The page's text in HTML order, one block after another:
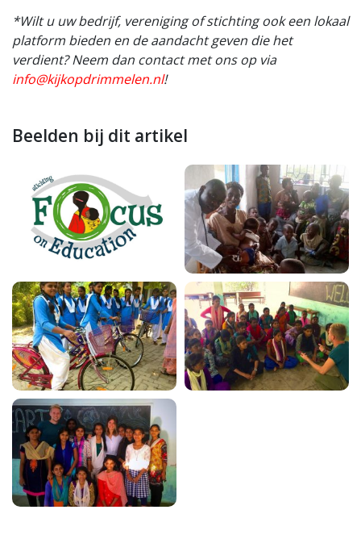
*Wilt u uw bedrijf, vereniging of stichting ook een lokaal
platform bieden en de aandacht geven die het
verdient? Neem dan contact met ons op via
info@kijkopdrimmelen.nl!
Beelden bij dit artikel